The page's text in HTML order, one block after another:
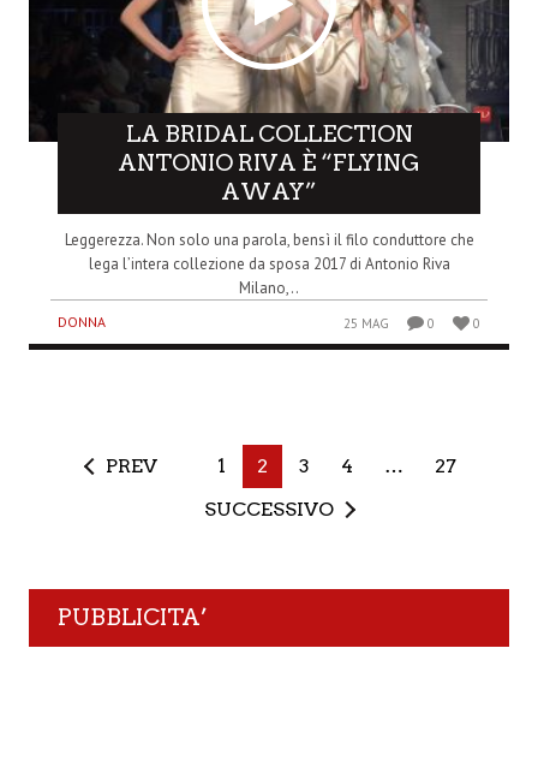
LA BRIDAL COLLECTION
ANTONIO RIVA È “FLYING
AWAY”
Leggerezza. Non solo una parola, bensì il filo conduttore che
lega l’intera collezione da sposa 2017 di Antonio Riva
Milano,..
DONNA 25 MAG 0 0
PREV 1 2 3 4 …
27
SUCCESSIVO
PUBBLICITA’